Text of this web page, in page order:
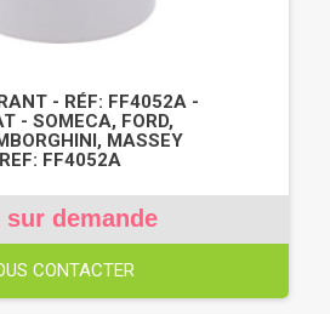
- RÉF: FF4052A -
- SOMECA, FORD,
MASSEY
FF4052A
sur demande
CONTACTER